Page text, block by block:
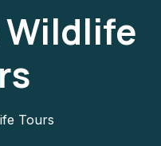
Wildlife
Tours